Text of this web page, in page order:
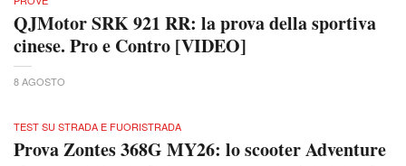
QJMotor SRK 921 RR: la prova della sportiva
cinese. Pro e Contro [VIDEO]
8 AGOSTO
TEST SU STRADA E FUORISTRADA
Prova Zontes 368G MY26: lo scooter Adventure